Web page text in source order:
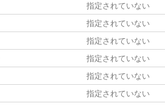
指定されていない
指定されていない
指定されていない
指定されていない
指定されていない
指定されていない